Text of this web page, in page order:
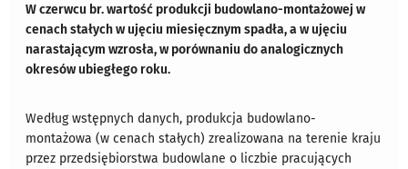
W czerwcu br. wartość produkcji budowlano-montażowej w
cenach stałych w ujęciu miesięcznym spadła, a w ujęciu
narastającym wzrosła, w porównaniu do analogicznych
okresów ubiegłego roku.
Według wstępnych danych, produkcja budowlano-
montażowa (w cenach stałych) zrealizowana na terenie kraju
przez przedsiębiorstwa budowlane o liczbie pracujących